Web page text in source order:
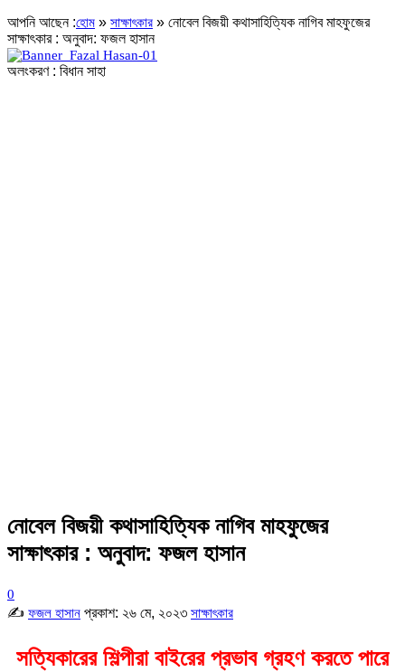
আপনি আছেন :হোম » সাক্ষাৎকার » নোবেল বিজয়ী কথাসাহিত্যিক নাগিব মাহফুজের
সাক্ষাৎকার : অনুবাদ: ফজল হাসান
অলংকরণ : বিধান সাহা
নোবেল বিজয়ী কথাসাহিত্যিক নাগিব মাহফুজের
সাক্ষাৎকার : অনুবাদ: ফজল হাসান
0
✍ ফজল হাসান প্রকাশ: ২৬ মে, ২০২৩ সাক্ষাৎকার
সত্যিকারের শিল্পীরা বাইরের প্রভাব গ্রহণ করতে পারে